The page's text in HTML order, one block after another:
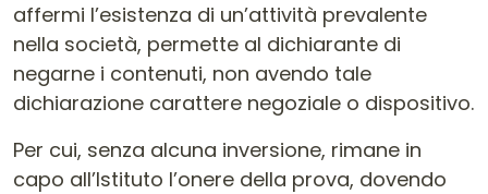
affermi l’esistenza di un’attività prevalente
nella società, permette al dichiarante di
negarne i contenuti, non avendo tale
dichiarazione carattere negoziale o dispositivo.
Per cui, senza alcuna inversione, rimane in
capo all’Istituto l’onere della prova, dovendo